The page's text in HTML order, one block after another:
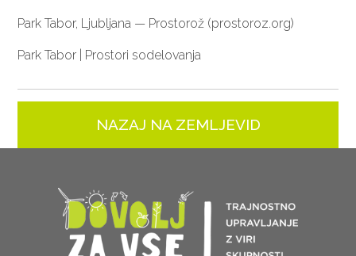
Park Tabor, Ljubljana — Prostorož (prostoroz.org)
Park Tabor | Prostori sodelovanja
NAZAJ NA ZEMLJEVID